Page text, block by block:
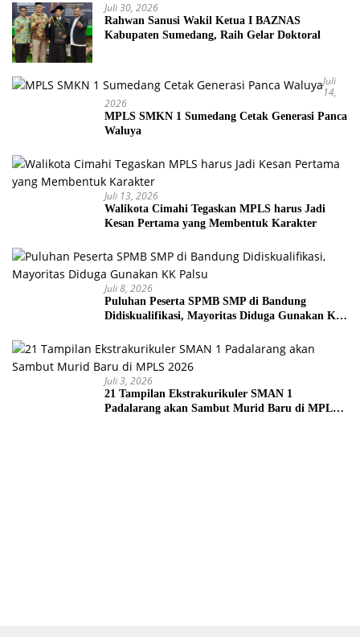
Juli 30, 2026
Rahwan Sanusi Wakil Ketua I BAZNAS
Kabupaten Sumedang, Raih Gelar Doktoral
Juli
14,
2026
MPLS SMKN 1 Sumedang Cetak Generasi Panca
Waluya
Juli 13, 2026
Walikota Cimahi Tegaskan MPLS harus Jadi
Kesan Pertama yang Membentuk Karakter
Juli 8, 2026
Puluhan Peserta SPMB SMP di Bandung
Didiskualifikasi, Mayoritas Diduga Gunakan KK
Juli 3, 2026
21 Tampilan Ekstrakurikuler SMAN 1
Padalarang akan Sambut Murid Baru di MPLS